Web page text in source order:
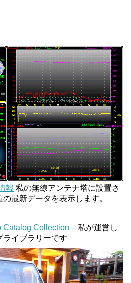
報 私の無線アンテナ塔に設置さ
最新データを表示します。
Catalog Collection – 私が運営し
ライブラリーです